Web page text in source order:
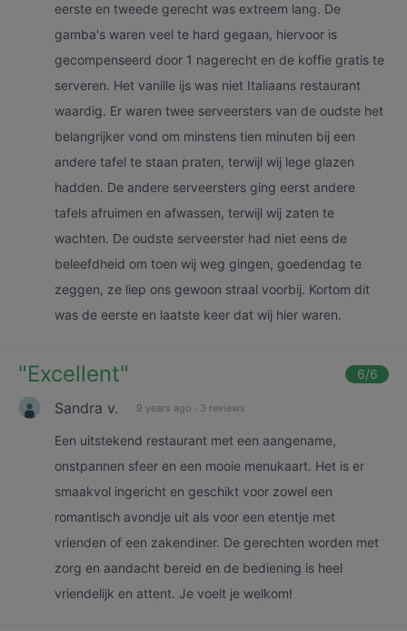
eerste en tweede gerecht was extreem lang. De
gamba's waren veel te hard gegaan, hiervoor is
gecompenseerd door 1 nagerecht en de koffie gratis te
serveren. Het vanille ijs was niet Italiaans restaurant
waardig. Er waren twee serveersters van de oudste het
belangrijker vond om minstens tien minuten bij een
andere tafel te staan praten, terwijl wij lege glazen
hadden. De andere serveersters ging eerst andere
tafels afruimen en afwassen, terwijl wij zaten te
wachten. De oudste serveerster had niet eens de
beleefdheid om toen wij weg gingen, goedendag te
zeggen, ze liep ons gewoon straal voorbij. Kortom dit
was de eerste en laatste keer dat wij hier waren.
"Excellent" 6/6
Sandra v. 9 years ago · 3 reviews
Een uitstekend restaurant met een aangename,
onstpannen sfeer en een mooie menukaart. Het is er
smaakvol ingericht en geschikt voor zowel een
romantisch avondje uit als voor een etentje met
vrienden of een zakendiner. De gerechten worden met
zorg en aandacht bereid en de bediening is heel
vriendelijk en attent. Je voelt je welkom!